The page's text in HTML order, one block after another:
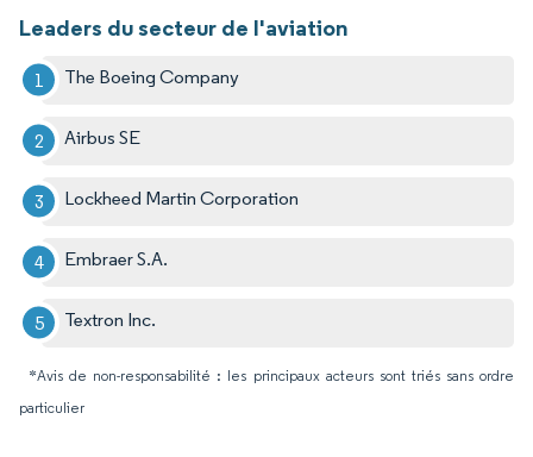
Leaders du secteur de l'aviation
The Boeing Company
Airbus SE
Lockheed Martin Corporation
Embraer S.A.
Textron Inc.
*Avis de non-responsabilité : les principaux acteurs sont triés sans ordre
particulier